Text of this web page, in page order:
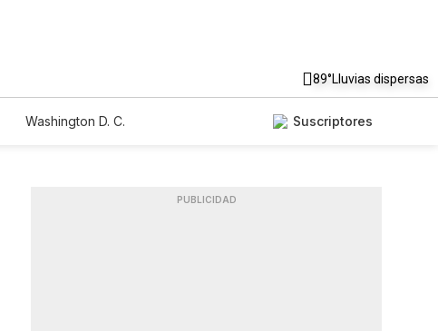
89°Lluvias dispersas
Washington D. C.
Suscriptores
PUBLICIDAD